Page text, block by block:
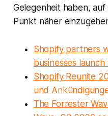
Gelegenheit haben,
Punkt näher
Shopify partners
businesses
Shopify Reunite
und
The Forrester